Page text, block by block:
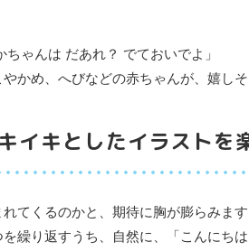
ゃんは だあれ？ でておいでよ」
かめ、へびなどの赤ちゃんが、嬉しそ
イキとしたイラストを
てくるのかと、期待に胸が膨らみま
を繰り返すうち、自然に、「こんにち